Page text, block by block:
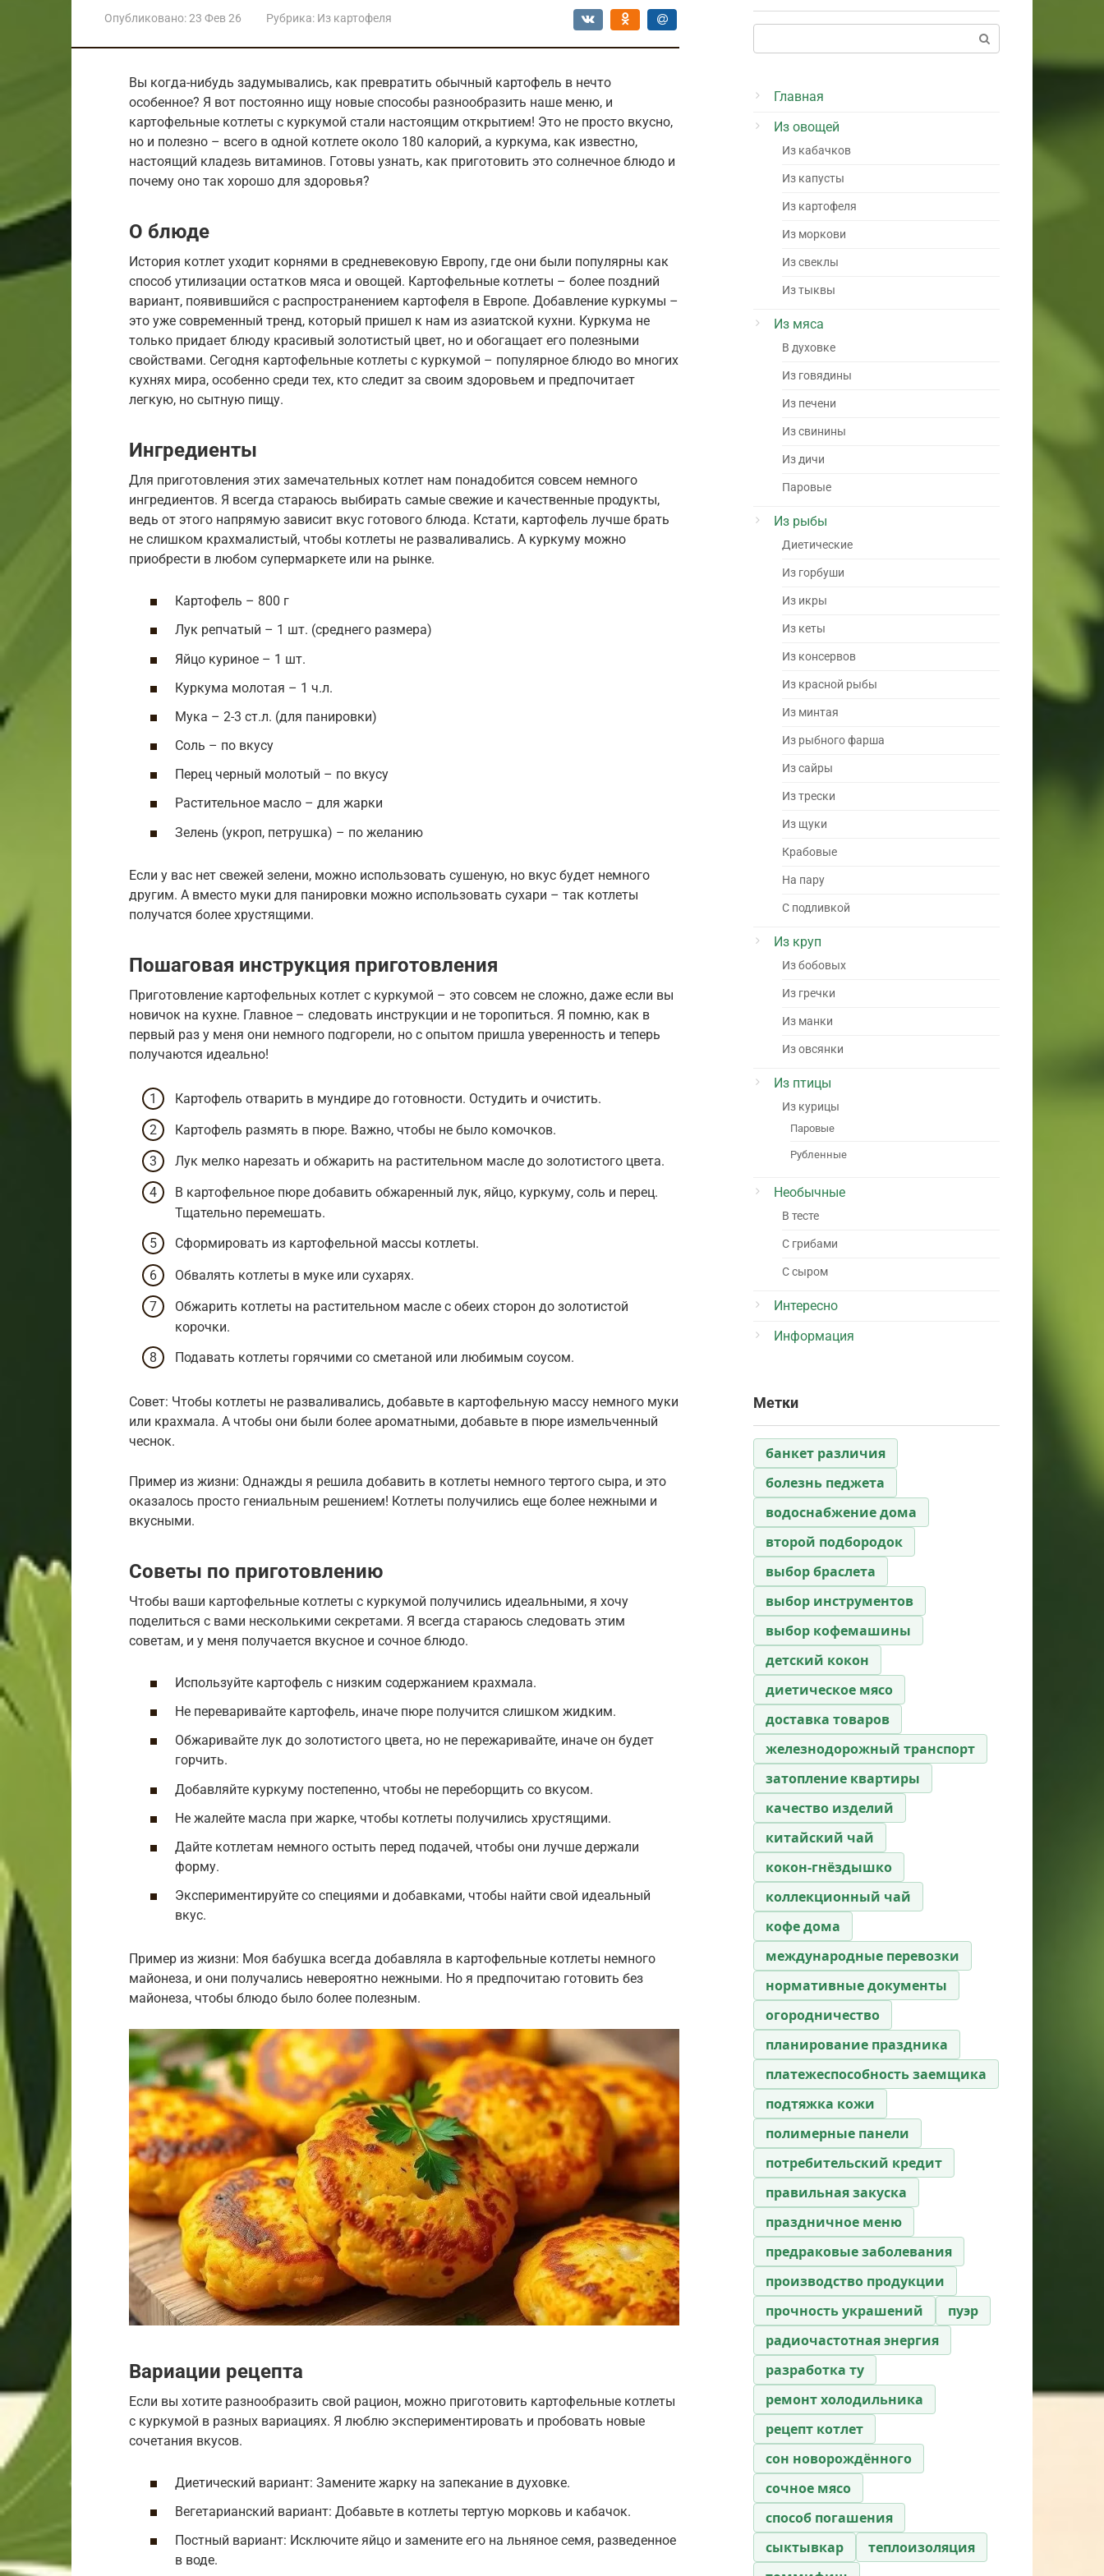
Опубликовано:23 Фев 26 Рубрика: Из картофеля
Вы когда-нибудь задумывались, как превратить обычный картофель в нечто
особенное? Я вот постоянно ищу новые способы разнообразить наше меню, и
картофельные котлеты с куркумой стали настоящим открытием! Это не просто вкусно,
но и полезно – всего в одной котлете около 180 калорий, а куркума, как известно,
настоящий кладезь витаминов. Готовы узнать, как приготовить это солнечное блюдо и
почему оно так хорошо для здоровья?
О блюде
История котлет уходит корнями в средневековую Европу, где они были популярны как
способ утилизации остатков мяса и овощей. Картофельные котлеты – более поздний
вариант, появившийся с распространением картофеля в Европе. Добавление куркумы –
это уже современный тренд, который пришел к нам из азиатской кухни. Куркума не
только придает блюду красивый золотистый цвет, но и обогащает его полезными
свойствами. Сегодня картофельные котлеты с куркумой – популярное блюдо во многих
кухнях мира, особенно среди тех, кто следит за своим здоровьем и предпочитает
легкую, но сытную пищу.
Ингредиенты
Для приготовления этих замечательных котлет нам понадобится совсем немного
ингредиентов. Я всегда стараюсь выбирать самые свежие и качественные продукты,
ведь от этого напрямую зависит вкус готового блюда. Кстати, картофель лучше брать
не слишком крахмалистый, чтобы котлеты не разваливались. А куркуму можно
приобрести в любом супермаркете или на рынке.
Картофель – 800 г
Лук репчатый – 1 шт. (среднего размера)
Яйцо куриное – 1 шт.
Куркума молотая – 1 ч.л.
Мука – 2-3 ст.л. (для панировки)
Соль – по вкусу
Перец черный молотый – по вкусу
Растительное масло – для жарки
Зелень (укроп, петрушка) – по желанию
Если у вас нет свежей зелени, можно использовать сушеную, но вкус будет немного
другим. А вместо муки для панировки можно использовать сухари – так котлеты
получатся более хрустящими.
Пошаговая инструкция приготовления
Приготовление картофельных котлет с куркумой – это совсем не сложно, даже если вы
новичок на кухне. Главное – следовать инструкции и не торопиться. Я помню, как в
первый раз у меня они немного подгорели, но с опытом пришла уверенность и теперь
получаются идеально!
Картофель отварить в мундире до готовности. Остудить и очистить.
Картофель размять в пюре. Важно, чтобы не было комочков.
Лук мелко нарезать и обжарить на растительном масле до золотистого цвета.
В картофельное пюре добавить обжаренный лук, яйцо, куркуму, соль и перец.
Тщательно перемешать.
Сформировать из картофельной массы котлеты.
Обвалять котлеты в муке или сухарях.
Обжарить котлеты на растительном масле с обеих сторон до золотистой
корочки.
Подавать котлеты горячими со сметаной или любимым соусом.
Совет: Чтобы котлеты не разваливались, добавьте в картофельную массу немного муки
или крахмала. А чтобы они были более ароматными, добавьте в пюре измельченный
чеснок.
Пример из жизни: Однажды я решила добавить в котлеты немного тертого сыра, и это
оказалось просто гениальным решением! Котлеты получились еще более нежными и
вкусными.
Советы по приготовлению
Чтобы ваши картофельные котлеты с куркумой получились идеальными, я хочу
поделиться с вами несколькими секретами. Я всегда стараюсь следовать этим
советам, и у меня получается вкусное и сочное блюдо.
Используйте картофель с низким содержанием крахмала.
Не переваривайте картофель, иначе пюре получится слишком жидким.
Обжаривайте лук до золотистого цвета, но не пережаривайте, иначе он будет
горчить.
Добавляйте куркуму постепенно, чтобы не переборщить со вкусом.
Не жалейте масла при жарке, чтобы котлеты получились хрустящими.
Дайте котлетам немного остыть перед подачей, чтобы они лучше держали
форму.
Экспериментируйте со специями и добавками, чтобы найти свой идеальный
вкус.
Пример из жизни: Моя бабушка всегда добавляла в картофельные котлеты немного
майонеза, и они получались невероятно нежными. Но я предпочитаю готовить без
майонеза, чтобы блюдо было более полезным.
Вариации рецепта
Если вы хотите разнообразить свой рацион, можно приготовить картофельные котлеты
с куркумой в разных вариациях. Я люблю экспериментировать и пробовать новые
сочетания вкусов.
Диетический вариант: Замените жарку на запекание в духовке.
Вегетарианский вариант: Добавьте в котлеты тертую морковь и кабачок.
Постный вариант: Исключите яйцо и замените его на льняное семя, разведенное
в воде.
Главная
Из овощей
Из кабачков
Из капусты
Из картофеля
Из моркови
Из свеклы
Из тыквы
Из мяса
В духовке
Из говядины
Из печени
Из свинины
Из дичи
Паровые
Из рыбы
Диетические
Из горбуши
Из икры
Из кеты
Из консервов
Из красной рыбы
Из минтая
Из рыбного фарша
Из сайры
Из трески
Из щуки
Крабовые
На пару
С подливкой
Из круп
Из бобовых
Из гречки
Из манки
Из овсянки
Из птицы
Из курицы
Паровые
Рубленные
Необычные
В тесте
С грибами
С сыром
Интересно
Информация
Метки
банкет различия
болезнь педжета
водоснабжение дома
второй подбородок
выбор браслета
выбор инструментов
выбор кофемашины
детский кокон
диетическое мясо
доставка товаров
железнодорожный транспорт
затопление квартиры
качество изделий
китайский чай
кокон-гнёздышко
коллекционный чай
кофе дома
международные перевозки
нормативные документы
огородничество
планирование праздника
платежеспособность заемщика
подтяжка кожи
полимерные панели
потребительский кредит
правильная закуска
праздничное меню
предраковые заболевания
производство продукции
прочность украшений
пуэр
радиочастотная энергия
разработка ту
ремонт холодильника
рецепт котлет
сон новорождённого
сочное мясо
способ погашения
сыктывкар
теплоизоляция